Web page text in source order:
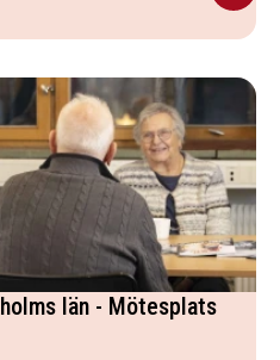
län - Mötesplats